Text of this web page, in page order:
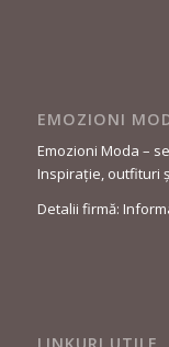
EMOZIONI
Emozioni Moda –
Inspirație, outfituri
Detalii firmă:
LINKURI UTILE